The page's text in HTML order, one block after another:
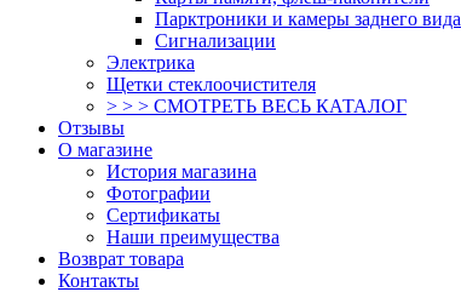
Парктроники и камеры заднего вида
Сигнализации
Электрика
Щетки стеклоочистителя
> > > СМОТРЕТЬ ВЕСЬ КАТАЛОГ
Отзывы
О магазине
История магазина
Фотографии
Сертификаты
Наши преимущества
Возврат товара
Контакты